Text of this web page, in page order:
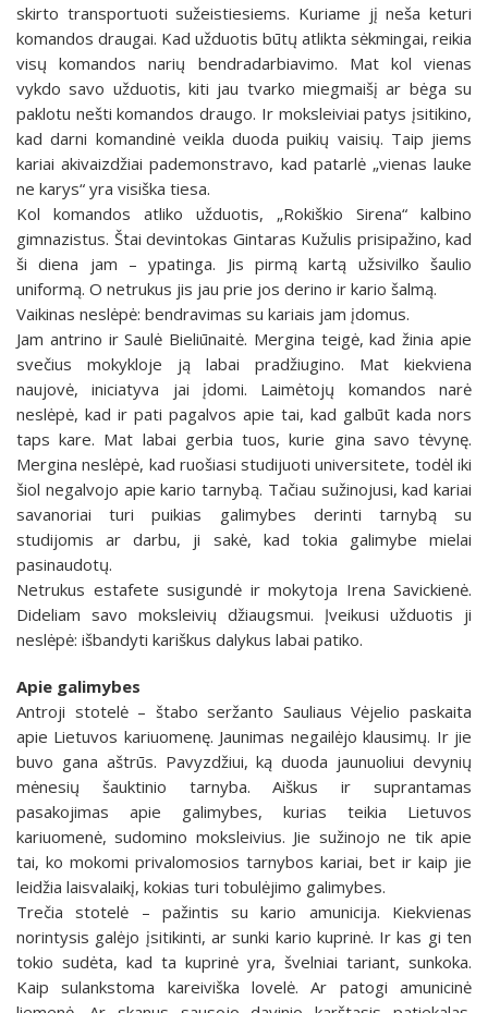
skirto transportuoti sužeistiesiems. Kuriame jį neša keturi
komandos draugai. Kad užduotis būtų atlikta sėkmingai, reikia
visų komandos narių bendradarbiavimo. Mat kol vienas
vykdo savo užduotis, kiti jau tvarko miegmaišį ar bėga su
paklotu nešti komandos draugo. Ir moksleiviai patys įsitikino,
kad darni komandinė veikla duoda puikių vaisių. Taip jiems
kariai akivaizdžiai pademonstravo, kad patarlė „vienas lauke
ne karys“ yra visiška tiesa.
Kol komandos atliko užduotis, „Rokiškio Sirena“ kalbino
gimnazistus. Štai devintokas Gintaras Kužulis prisipažino, kad
ši diena jam – ypatinga. Jis pirmą kartą užsivilko šaulio
uniformą. O netrukus jis jau prie jos derino ir kario šalmą.
Vaikinas neslėpė: bendravimas su kariais jam įdomus.
Jam antrino ir Saulė Bieliūnaitė. Mergina teigė, kad žinia apie
svečius mokykloje ją labai pradžiugino. Mat kiekviena
naujovė, iniciatyva jai įdomi. Laimėtojų komandos narė
neslėpė, kad ir pati pagalvos apie tai, kad galbūt kada nors
taps kare. Mat labai gerbia tuos, kurie gina savo tėvynę.
Mergina neslėpė, kad ruošiasi studijuoti universitete, todėl iki
šiol negalvojo apie kario tarnybą. Tačiau sužinojusi, kad kariai
savanoriai turi puikias galimybes derinti tarnybą su
studijomis ar darbu, ji sakė, kad tokia galimybe mielai
pasinaudotų.
Netrukus estafete susigundė ir mokytoja Irena Savickienė.
Dideliam savo moksleivių džiaugsmui. Įveikusi užduotis ji
neslėpė: išbandyti kariškus dalykus labai patiko.
Apie galimybes
Antroji stotelė – štabo seržanto Sauliaus Vėjelio paskaita
apie Lietuvos kariuomenę. Jaunimas negailėjo klausimų. Ir jie
buvo gana aštrūs. Pavyzdžiui, ką duoda jaunuoliui devynių
mėnesių šauktinio tarnyba. Aiškus ir suprantamas
pasakojimas apie galimybes, kurias teikia Lietuvos
kariuomenė, sudomino moksleivius. Jie sužinojo ne tik apie
tai, ko mokomi privalomosios tarnybos kariai, bet ir kaip jie
leidžia laisvalaikį, kokias turi tobulėjimo galimybes.
Trečia stotelė – pažintis su kario amunicija. Kiekvienas
norintysis galėjo įsitikinti, ar sunki kario kuprinė. Ir kas gi ten
tokio sudėta, kad ta kuprinė yra, švelniai tariant, sunkoka.
Kaip sulankstoma kareiviška lovelė. Ar patogi amunicinė